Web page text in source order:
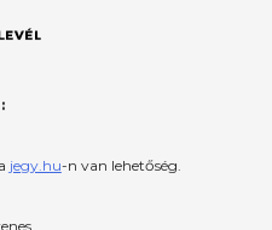
jegy.hu-n van lehetőség.